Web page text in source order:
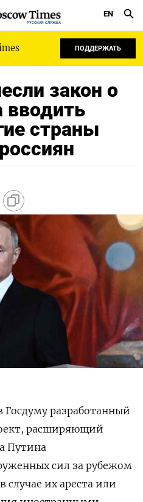
РУССКАЯ СЛУЖБА
EN
ПОДДЕРЖАТЬ
закон о
вводить
страны
Госдуму разработанный
расширяющий
Путина
сил за рубежом
их ареста или